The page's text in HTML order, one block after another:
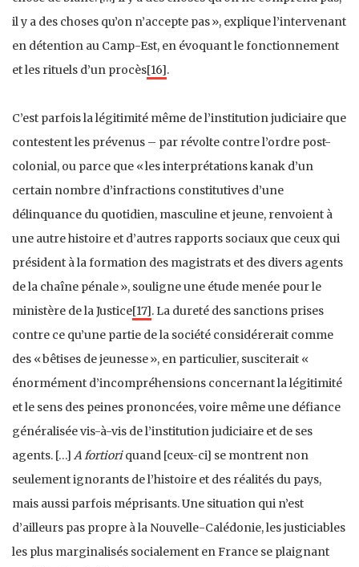
il y a des choses qu’on n’accepte pas », explique l’intervenant
en détention au Camp-Est, en évoquant le fonctionnement
et les rituels d’un procès[16].
C’est parfois la légitimité même de l’institution judiciaire que
contestent les prévenus – par révolte contre l’ordre post-
colonial, ou parce que « les interprétations kanak d’un
certain nombre d’infractions constitutives d’une
délinquance du quotidien, masculine et jeune, renvoient à
une autre histoire et d’autres rapports sociaux que ceux qui
président à la formation des magistrats et des divers agents
de la chaîne pénale », souligne une étude menée pour le
ministère de la Justice[17]. La dureté des sanctions prises
contre ce qu’une partie de la société considérerait comme
des « bêtises de jeunesse », en particulier, susciterait «
énormément d’incompréhensions concernant la légitimité
et le sens des peines prononcées, voire même une défiance
généralisée vis-à-vis de l’institution judiciaire et de ses
agents. […] A fortioriquand [ceux-ci] se montrent non
seulement ignorants de l’histoire et des réalités du pays,
mais aussi parfois méprisants. Une situation qui n’est
d’ailleurs pas propre à la Nouvelle-Calédonie, les justiciables
les plus marginalisés socialement en France se plaignant